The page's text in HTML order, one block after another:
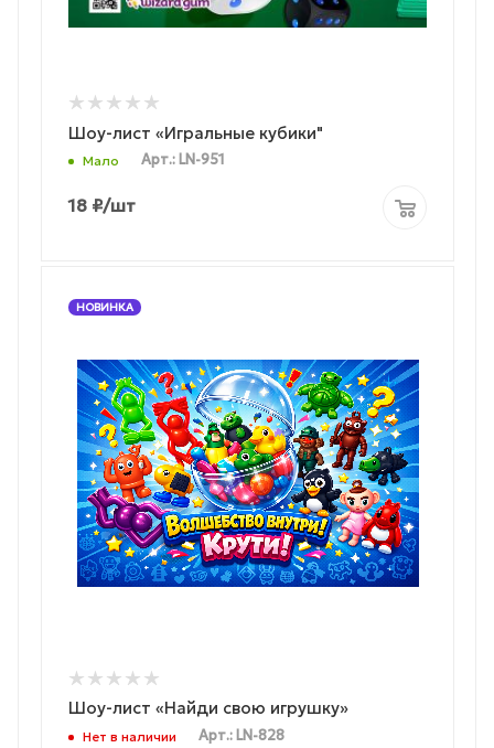
Шоу-лист «Игральные кубики"
Мало Арт.: LN-951
18 ₽/шт
НОВИНКА
Шоу-лист «Найди свою игрушку»
Нет в наличии Арт.: LN-828